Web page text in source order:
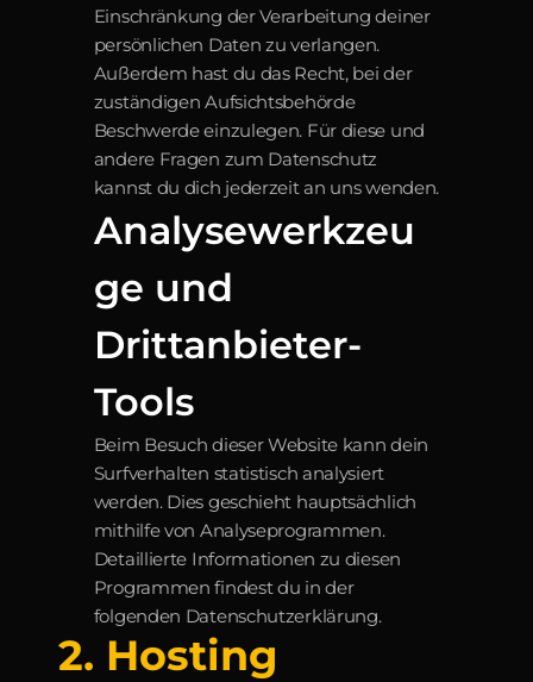
Einschränkung der Verarbeitung deiner
persönlichen Daten zu verlangen.
Außerdem hast du das Recht, bei der
zuständigen Aufsichtsbehörde
Beschwerde einzulegen. Für diese und
andere Fragen zum Datenschutz
kannst du dich jederzeit an uns wenden.
Analysewerkzeu
ge und
Drittanbieter-
Tools
Beim Besuch dieser Website kann dein
Surfverhalten statistisch analysiert
werden. Dies geschieht hauptsächlich
mithilfe von Analyseprogrammen.
Detaillierte Informationen zu diesen
Programmen findest du in der
folgenden Datenschutzerklärung.
2. Hosting